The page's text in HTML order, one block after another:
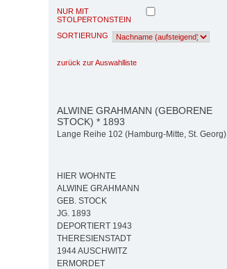
NUR MIT
STOLPERTONSTEIN
SORTIERUNG
zurück zur Auswahlliste
ALWINE GRAHMANN (GEBORENE
STOCK) * 1893
Lange Reihe 102 (Hamburg-Mitte, St. Georg)
HIER WOHNTE
ALWINE GRAHMANN
GEB. STOCK
JG. 1893
DEPORTIERT 1943
THERESIENSTADT
1944 AUSCHWITZ
ERMORDET